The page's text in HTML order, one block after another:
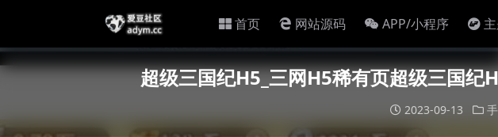
首页 网站源码 APP/小程序
超级三国纪H5_三网H5稀有页超级三国纪
2023-09-13